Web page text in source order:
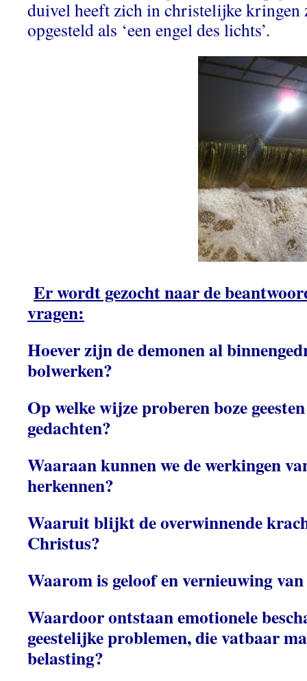
duivel heeft zich in christelijke kringen
opgesteld als ‘een engel des lichts’.
Er wordt gezocht naar de
vragen:
Hoever zijn de demonen al
bolwerken?
Op welke wijze proberen boze
gedachten?
Waaraan kunnen we de werkingen
herkennen?
Waaruit blijkt de overwinnende
Christus?
Waarom is geloof en vernieuwing
Waardoor ontstaan emotionele
geestelijke problemen, die vatbaar
belasting?